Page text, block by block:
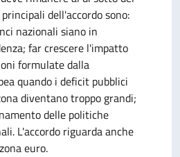
dell'accordo sono:
nazionali siano in
far crescere l'impatto
formulate dalla
quando i deficit pubblici
diventano troppo grandi;
delle politiche
L'accordo riguarda anche
euro.